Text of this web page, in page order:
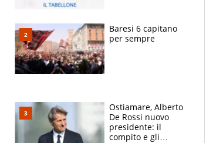
Baresi 6 capitano
per sempre
Ostiamare, Alberto
De Rossi nuovo
presidente: il
compito e gli